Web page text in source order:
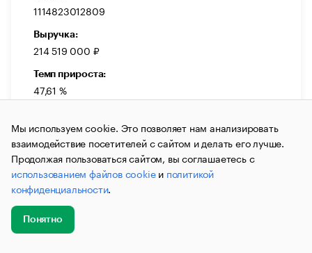
1114823012809
Выручка:
214 519 000 ₽
Темп прироста:
47,61 %
ДЕЙСТВУЕТ
ООО «ИНТУРАЭРО»
Общество с ограниченной ответственностью
«ИНТУРАЭРО»
Мы используем cookie. Это позволяет нам анализировать
взаимодействие посетителей с сайтом и делать его лучше.
Продолжая пользоваться сайтом, вы соглашаетесь с
использованием файлов cookieи политикой
конфиденциальности.
Понятно